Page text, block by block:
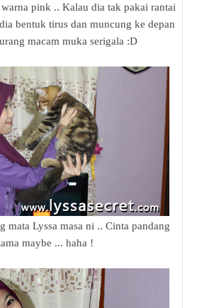
pink .. Kalau dia tak pakai rantai
bentuk tirus dan muncung ke depan
macam muka serigala :D
mata Lyssa masa ni .. Cinta pandang
maybe ... haha !